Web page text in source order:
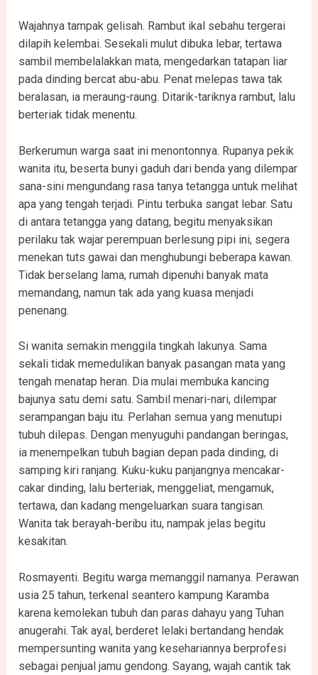
Wajahnya tampak gelisah. Rambut ikal sebahu tergerai
dilapih kelembai. Sesekali mulut dibuka lebar, tertawa
sambil membelalakkan mata, mengedarkan tatapan liar
pada dinding bercat abu-abu. Penat melepas tawa tak
beralasan, ia meraung-raung. Ditarik-tariknya rambut, lalu
berteriak tidak menentu.
Berkerumun warga saat ini menontonnya. Rupanya pekik
wanita itu, beserta bunyi gaduh dari benda yang dilempar
sana-sini mengundang rasa tanya tetangga untuk melihat
apa yang tengah terjadi. Pintu terbuka sangat lebar. Satu
di antara tetangga yang datang, begitu menyaksikan
perilaku tak wajar perempuan berlesung pipi ini, segera
menekan tuts gawai dan menghubungi beberapa kawan.
Tidak berselang lama, rumah dipenuhi banyak mata
memandang, namun tak ada yang kuasa menjadi
penenang.
Si wanita semakin menggila tingkah lakunya. Sama
sekali tidak memedulikan banyak pasangan mata yang
tengah menatap heran. Dia mulai membuka kancing
bajunya satu demi satu. Sambil menari-nari, dilempar
serampangan baju itu. Perlahan semua yang menutupi
tubuh dilepas. Dengan menyuguhi pandangan beringas,
ia menempelkan tubuh bagian depan pada dinding, di
samping kiri ranjang. Kuku-kuku panjangnya mencakar-
cakar dinding, lalu berteriak, menggeliat, mengamuk,
tertawa, dan kadang mengeluarkan suara tangisan.
Wanita tak berayah-beribu itu, nampak jelas begitu
kesakitan.
Rosmayenti. Begitu warga memanggil namanya. Perawan
usia 25 tahun, terkenal seantero kampung Karamba
karena kemolekan tubuh dan paras dahayu yang Tuhan
anugerahi. Tak ayal, berderet lelaki bertandang hendak
mempersunting wanita yang kesehariannya berprofesi
sebagai penjual jamu gendong. Sayang, wajah cantik tak